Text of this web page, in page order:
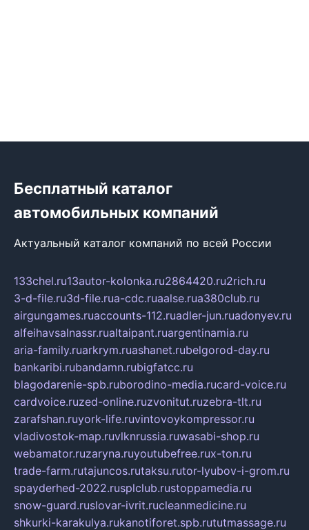
Бесплатный каталог
автомобильных компаний
Актуальный каталог компаний по всей России
133chel.ru13autor-kolonka.ru2864420.ru2rich.ru
3-d-file.ru3d-file.rua-cdc.ruaalse.rua380club.ru
airgungames.ruaccounts-112.ruadler-jun.ruadonyev.ru
alfeihavsalnassr.rualtaipant.ruargentinamia.ru
aria-family.ruarkrym.ruashanet.rubelgorod-day.ru
bankaribi.rubandamn.rubigfatcc.ru
blagodarenie-spb.ruborodino-media.rucard-voice.ru
cardvoice.ruzed-online.ruzvonitut.ruzebra-tlt.ru
zarafshan.ruyork-life.ruvintovoykompressor.ru
vladivostok-map.ruvlknrussia.ruwasabi-shop.ru
webamator.ruzaryna.ruyoutubefree.rux-ton.ru
trade-farm.rutajuncos.rutaksu.rutor-lyubov-i-grom.ru
spayderhed-2022.rusplclub.rustoppamedia.ru
snow-guard.ruslovar-ivrit.rucleanmedicine.ru
shkurki-karakulya.rukanotiforet.spb.rututmassage.ru